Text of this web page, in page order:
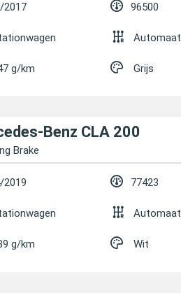
2017 96500
Automaat
g/km Grijs
Benz CLA 200
Brake
2019 77423
Automaat
g/km Wit